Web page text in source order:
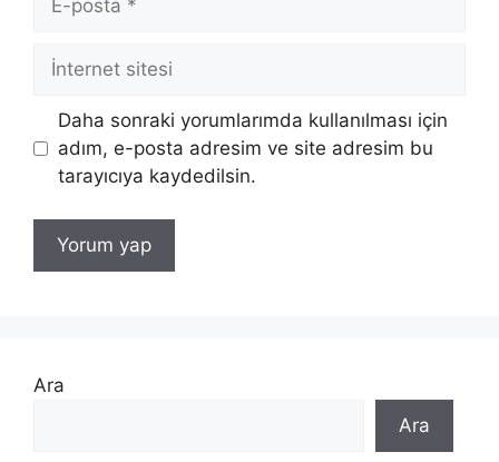
posta
İnternet
Daha sonraki yorumlarımda kullanılması için
adım, e-posta adresim ve site adresim bu
tarayıcıya kaydedilsin.
Ara
Ara